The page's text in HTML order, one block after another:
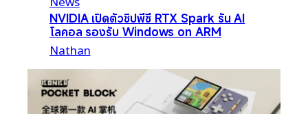
NVIDIA เปิดตัวชิปพีซี RTX Spark รัน AI
โลคอล รองรับ Windows on ARM
Nathan